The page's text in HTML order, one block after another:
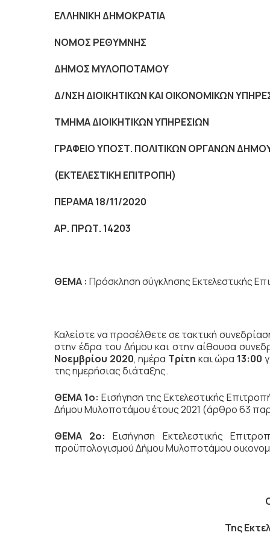
ΕΛΛΗΝΙΚΗ ΔΗΜΟΚΡΑΤΙΑ
NOMOΣ ΡΕΘΥΜΝΗΣ
ΔΗΜΟΣ ΜΥΛΟΠΟΤΑΜΟΥ
Δ/ΝΣΗ ΔΙΟΙΚΗΤΙΚΩΝ ΚΑΙ ΟΙΚΟΝΟΜΙΚΩΝ
ΤΜΗΜΑ ΔΙΟΙΚΗΤΙΚΩΝ ΥΠΗΡΕΣΙΩΝ
ΓΡΑΦΕΙΟ ΥΠΟΣΤ. ΠΟΛΙΤΙΚΩΝ ΟΡΓΑΝΩΝ
(ΕΚΤΕΛΕΣΤΙΚΗ ΕΠΙΤΡΟΠΗ)
ΠΕΡΑΜΑ 18/11/2020
ΑΡ. ΠΡΩΤ. 14203
ΘΕΜΑ : Πρόσκληση σύγκλησης Εκτελεστικής
Καλείστε να προσέλθετε σε τακτική
στην έδρα του Δήμου και στην αίθουσα
Νοεμβρίου 2020, ημέρα Τρίτη και ώρα 13:00
της ημερήσιας διάταξης.
ΘΕΜΑ 1ο: Εισήγηση της Εκτελεστικής
Δήμου Μυλοποτάμου έτους 2021 (άρθρο 63
ΘΕΜΑ 2ο:Εισήγηση Εκτελεστικής
προϋπολογισμού Δήμου Μυλοποτάμου
Της